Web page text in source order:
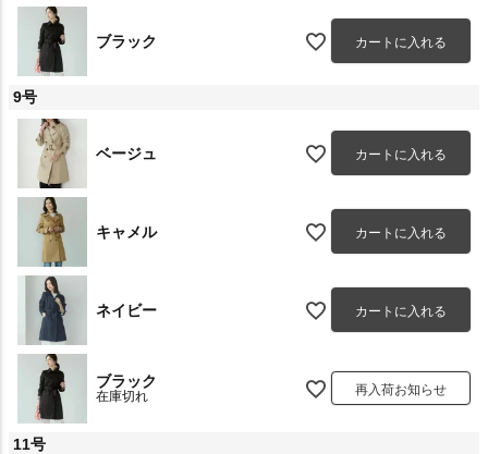
ブラック カートに入れる
9号
ベージュ カートに入れる
キャメル カートに入れる
ネイビー カートに入れる
ブラック
在庫切れ 再入荷お知らせ
11号